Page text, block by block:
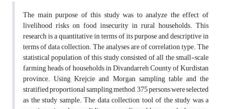
The main purpose of this study was to analyze the effect of
livelihood risks on food insecurity in rural households. This
research is a quantitative in terms of its purpose and descriptive in
terms of data collection. The analyses are of correlation type. The
statistical population of this study consisted of all the small-scale
farming heads of households in Divandarreh County of Kurdistan
province. Using Krejcie and Morgan sampling table and the
stratified proportional sampling method, 375 persons were selected
as the study sample. The data collection tool of the study was a